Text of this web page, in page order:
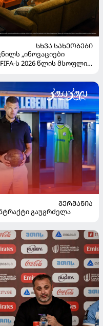
ᲡᲮᲕᲐ ᲡᲐᲮᲔᲝᲑᲔᲑᲘ
„ინოვაციები
ს 2026 წლის მსოფლიო
ᲒᲔᲠᲛᲐᲜᲘᲐ
გაუგრძელა